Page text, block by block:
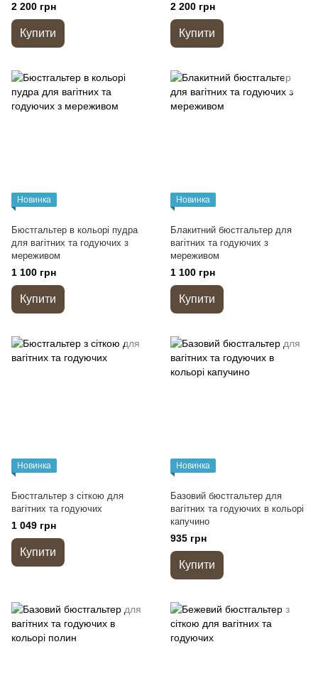
2 200 грн
Купити
2 200 грн
Купити
Новинка
Бюстгальтер в кольорі пудра
для вагітних та годуючих з
мереживом
1 100 грн
Купити
Новинка
Блакитний бюстгальтер для
вагітних та годуючих з
мереживом
1 100 грн
Купити
Новинка
Бюстгальтер з сіткою для
вагітних та годуючих
1 049 грн
Купити
Новинка
Базовий бюстгальтер для
вагітних та годуючих в кольорі
капучино
935 грн
Купити